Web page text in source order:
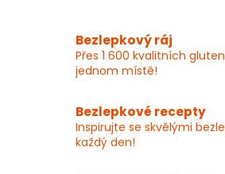
Bezlepkový ráj
Přes 1 600 kvalitních
jednom místě!
Bezlepkové recepty
Inspirujte se skvělými
každý den!